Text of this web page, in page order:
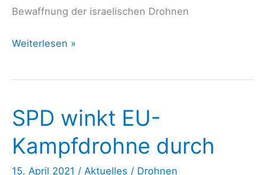
Bewaffnung der israelischen Drohnen
Rosa-
Stiftung
Der
Weg
zur
Weiterlesen »
SPD winkt EU-
Kampfdrohne durch
15. April 2021 / Aktuelles / Drohnen